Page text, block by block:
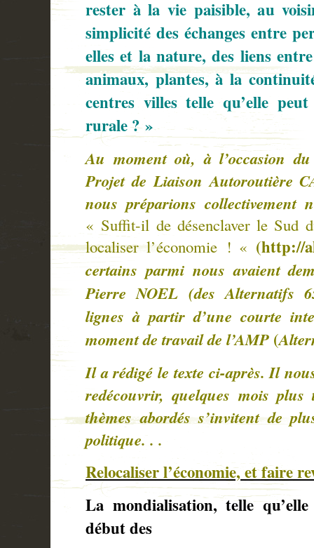
rester à la vie paisible, au
simplicité des échanges entre
elles et la nature, des liens
animaux, plantes, à la
centres villes telle qu’elle
rurale ? »
Au moment où, à l’occasion
Projet de Liaison Autoroutière
nous préparions collectivement
« Suffit-il de désenclaver le Sud
localiser l’économie ! « (http://
certains parmi nous avaient
Pierre NOEL (des Alternatifs
lignes à partir d’une courte
moment de travail de l’AMP (
Il a rédigé le texte ci-après. Il
redécouvrir, quelques mois
thèmes abordés s’invitent de
politique. . .
Relocaliser l’économie, et faire
La mondialisation, telle
début des